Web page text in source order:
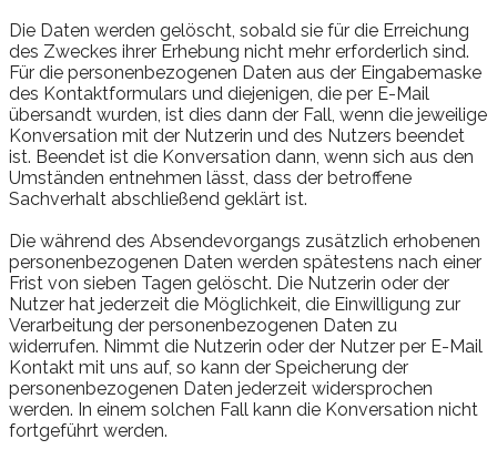
Die Daten werden gelöscht, sobald sie für die Erreichung
des Zweckes ihrer Erhebung nicht mehr erforderlich sind.
Für die personenbezogenen Daten aus der Eingabemaske
des Kontaktformulars und diejenigen, die per E-Mail
übersandt wurden, ist dies dann der Fall, wenn die jeweilige
Konversation mit der Nutzerin und des Nutzers beendet
ist. Beendet ist die Konversation dann, wenn sich aus den
Umständen entnehmen lässt, dass der betroffene
Sachverhalt abschließend geklärt ist.
Die während des Absendevorgangs zusätzlich erhobenen
personenbezogenen Daten werden spätestens nach einer
Frist von sieben Tagen gelöscht. Die Nutzerin oder der
Nutzer hat jederzeit die Möglichkeit, die Einwilligung zur
Verarbeitung der personenbezogenen Daten zu
widerrufen. Nimmt die Nutzerin oder der Nutzer per E-Mail
Kontakt mit uns auf, so kann der Speicherung der
personenbezogenen Daten jederzeit widersprochen
werden. In einem solchen Fall kann die Konversation nicht
fortgeführt werden.